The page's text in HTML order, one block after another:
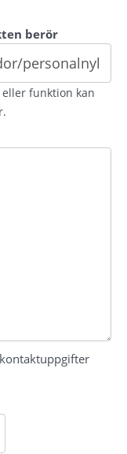
berör
funktion kan